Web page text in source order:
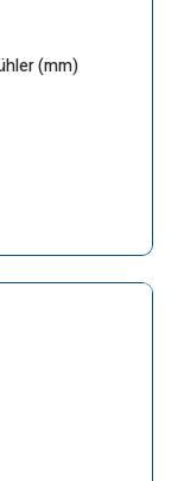
(mm)